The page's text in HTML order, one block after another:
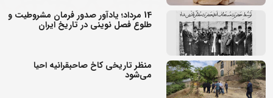
14 مرداد؛ یادآور صدور فرمان مشروطیت و
طلوع فصل نوینی در تاریخ ایران
منظر تاریخی کاخ صاحبقرانیه احیا
می‌شود